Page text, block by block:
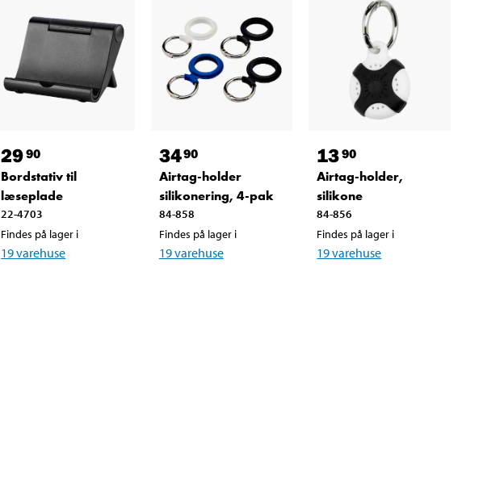
2990
Bordstativ til
læseplade
22-4703
Findes på lager i
19varehuse
3490
Airtag-holder
silikonering, 4-pak
84-858
Findes på lager i
19varehuse
1390
Airtag-holder,
silikone
84-856
Findes på lager i
19varehuse